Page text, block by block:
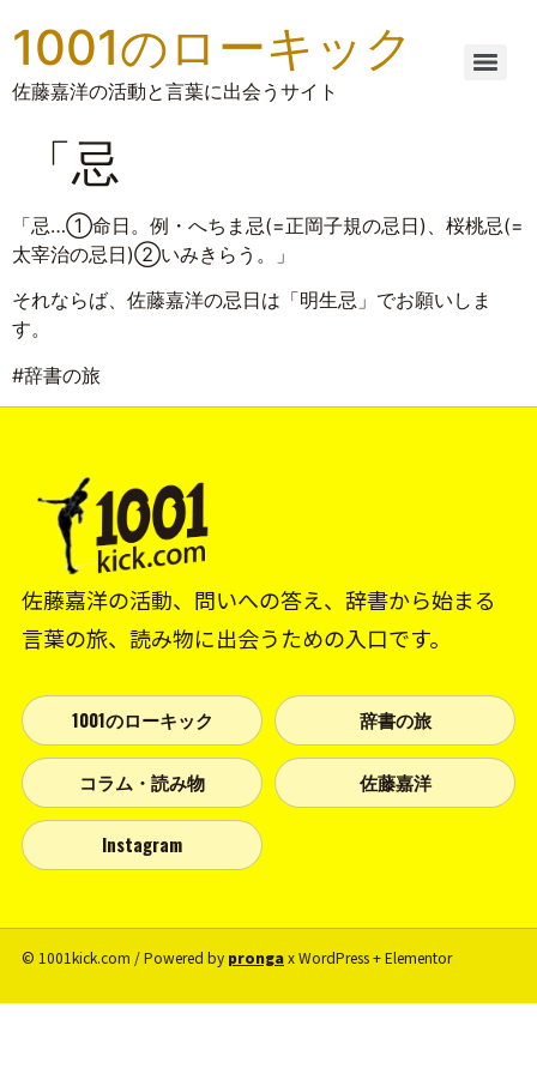
1001のローキック
佐藤嘉洋の活動と言葉に出会うサイト
「忌
「忌…①命日。例・へちま忌(=正岡子規の忌日)、桜桃忌(=
太宰治の忌日)②いみきらう。」
それならば、佐藤嘉洋の忌日は「明生忌」でお願いしま
す。
#辞書の旅
佐藤嘉洋の活動、問いへの答え、辞書から始まる
言葉の旅、読み物に出会うための入口です。
1001のローキック 辞書の旅
コラム・読み物 佐藤嘉洋
Instagram
© 1001kick.com / Powered by prongax WordPress + Elementor